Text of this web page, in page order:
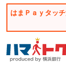
はまＰａｙタッ